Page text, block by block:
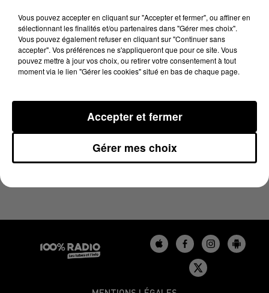
3 juin 2025 - 1 min 14 sec
L'AGENDA DU GERS DU 03/06/2025 À 13H38
Vous pouvez accepter en cliquant sur "Accepter et fermer", ou affiner en
sélectionnant les finalités et/ou partenaires dans "Gérer mes choix".
Vous pouvez également refuser en cliquant sur "Continuer sans
accepter". Vos préférences ne s'appliqueront que pour ce site. Vous
pouvez mettre à jour vos choix, ou retirer votre consentement à tout
moment via le lien "Gérer les cookies" situé en bas de chaque page.
Gérer mes choix
Accepter et fermer